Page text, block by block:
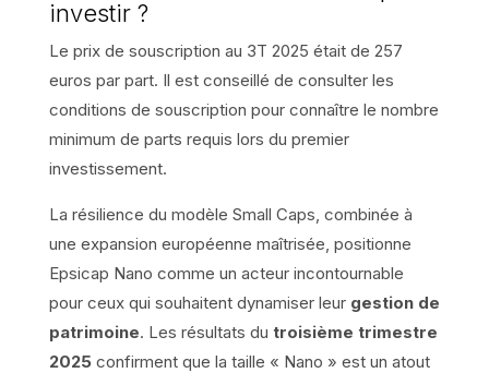
investir ?
Le prix de souscription au 3T 2025 était de 257
euros par part. Il est conseillé de consulter les
conditions de souscription pour connaître le nombre
minimum de parts requis lors du premier
investissement.
La résilience du modèle Small Caps, combinée à
une expansion européenne maîtrisée, positionne
Epsicap Nano comme un acteur incontournable
pour ceux qui souhaitent dynamiser leur gestion de
patrimoine. Les résultats du troisième trimestre
2025confirment que la taille « Nano » est un atout